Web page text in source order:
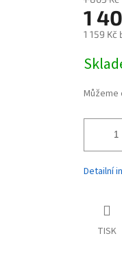
1
1 159 Kč
cena:
Detailní
TISK